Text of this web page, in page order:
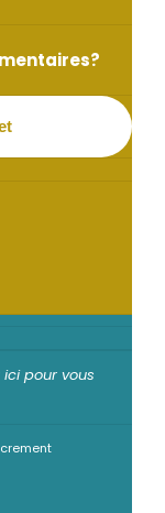
pour vous